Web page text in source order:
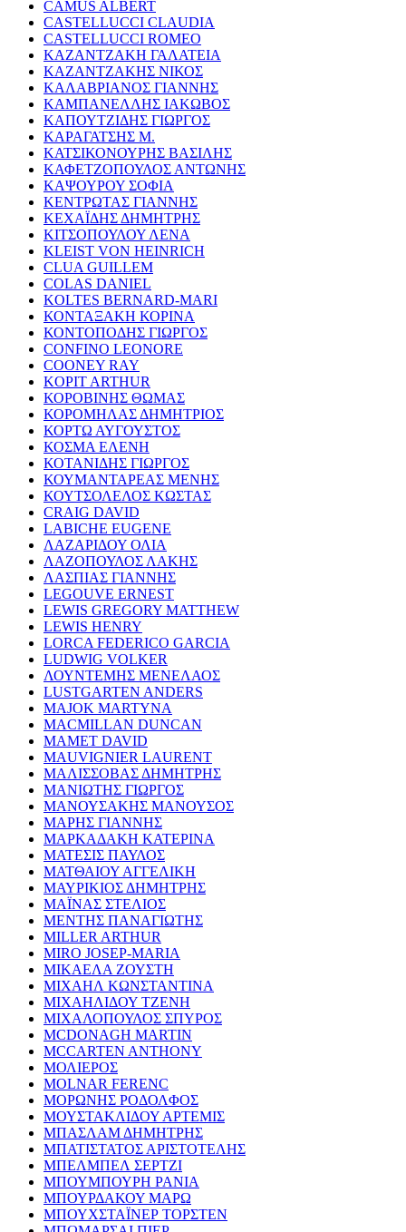
CAMUS ALBERT
CASTELLUCCI CLAUDIA
CASTELLUCCI ROMEO
ΚΑΖΑΝΤΖΑΚΗ ΓΑΛΑΤΕΙΑ
ΚΑΖΑΝΤΖΑΚΗΣ ΝΙΚΟΣ
ΚΑΛΑΒΡΙΑΝΟΣ ΓΙΑΝΝΗΣ
ΚΑΜΠΑΝΕΛΛΗΣ ΙΑΚΩΒΟΣ
ΚΑΠΟΥΤΖΙΔΗΣ ΓΙΩΡΓΟΣ
ΚΑΡΑΓΑΤΣΗΣ Μ.
ΚΑΤΣΙΚΟΝΟΥΡΗΣ ΒΑΣΙΛΗΣ
ΚΑΦΕΤΖΟΠΟΥΛΟΣ ΑΝΤΩΝΗΣ
ΚΑΨΟΥΡΟΥ ΣΟΦΙΑ
ΚΕΝΤΡΩΤΑΣ ΓΙΑΝΝΗΣ
ΚΕΧΑΪΔΗΣ ΔΗΜΗΤΡΗΣ
ΚΙΤΣΟΠΟΥΛΟΥ ΛΕΝΑ
KLEIST VON HEINRICH
CLUA GUILLEM
COLAS DANIEL
KOLTES BERNARD-MARI
ΚΟΝΤΑΞΑΚΗ ΚΟΡΙΝΑ
ΚΟΝΤΟΠΟΔΗΣ ΓΙΩΡΓΟΣ
CONFINO LEONORE
COONEY RAY
KOPIT ARTHUR
ΚΟΡΟΒΙΝΗΣ ΘΩΜΑΣ
ΚΟΡΟΜΗΛΑΣ ΔΗΜΗΤΡΙΟΣ
ΚΟΡΤΩ ΑΥΓΟΥΣΤΟΣ
ΚΟΣΜΑ ΕΛΕΝΗ
ΚΟΤΑΝΙΔΗΣ ΓΙΩΡΓΟΣ
ΚΟΥΜΑΝΤΑΡΕΑΣ ΜΕΝΗΣ
ΚΟΥΤΣΟΛΕΛΟΣ ΚΩΣΤΑΣ
CRAIG DAVID
LABICHE EUGENE
ΛΑΖΑΡΙΔΟΥ ΟΛΙΑ
ΛΑΖΟΠΟΥΛΟΣ ΛΑΚΗΣ
ΛΑΣΠΙΑΣ ΓΙΑΝΝΗΣ
LEGOUVE ERNEST
LEWIS GREGORY MATTHEW
LEWIS HENRY
LORCA FEDERICO GARCIA
LUDWIG VOLKER
ΛΟΥΝΤΕΜΗΣ ΜΕΝΕΛΑΟΣ
LUSTGARTEN ANDERS
MAJOK MARTYNA
MACMILLAN DUNCAN
MAMET DAVID
MAUVIGNIER LAURENT
ΜΑΛΙΣΣΟΒΑΣ ΔΗΜΗΤΡΗΣ
ΜΑΝΙΩΤΗΣ ΓΙΩΡΓΟΣ
ΜΑΝΟΥΣΑΚΗΣ ΜΑΝΟΥΣΟΣ
ΜΑΡΗΣ ΓΙΑΝΝΗΣ
ΜΑΡΚΑΔΑΚΗ ΚΑΤΕΡΙΝΑ
ΜΑΤΕΣΙΣ ΠΑΥΛΟΣ
ΜΑΤΘΑΙΟΥ ΑΓΓΕΛΙΚΗ
ΜΑΥΡΙΚΙΟΣ ΔΗΜΗΤΡΗΣ
ΜΑΪΝΑΣ ΣΤΕΛΙΟΣ
ΜΕΝΤΗΣ ΠΑΝΑΓΙΩΤΗΣ
MILLER ARTHUR
MIRO JOSEP-MARIA
ΜΙΚΑΕΛΑ ΖΟΥΣΤΗ
ΜΙΧΑΗΛ ΚΩΝΣΤΑΝΤΙΝΑ
ΜΙΧΑΗΛΙΔΟΥ ΤΖΕΝΗ
ΜΙΧΑΛΟΠΟΥΛΟΣ ΣΠΥΡΟΣ
MCDONAGH MARTIN
MCCARTEN ANTHONY
ΜΟΛΙΕΡΟΣ
MOLNAR FERENC
ΜΟΡΩΝΗΣ ΡΟΔΟΛΦΟΣ
ΜΟΥΣΤΑΚΛΙΔΟΥ ΑΡΤΕΜΙΣ
ΜΠΑΣΛΑΜ ΔΗΜΗΤΡΗΣ
ΜΠΑΤΙΣΤΑΤΟΣ ΑΡΙΣΤΟΤΕΛΗΣ
ΜΠΕΛΜΠΕΛ ΣΕΡΤΖΙ
ΜΠΟΥΜΠΟΥΡΗ ΡΑΝΙΑ
ΜΠΟΥΡΔΑΚΟΥ ΜΑΡΩ
ΜΠΟΥΧΣΤΑΪΝΕΡ ΤΟΡΣΤΕΝ